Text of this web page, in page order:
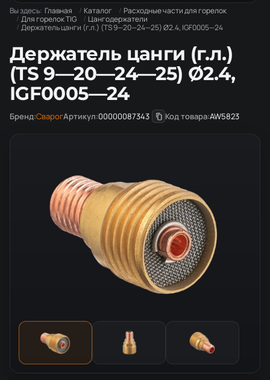
Вы здесь: Главная Каталог
Расходные части для горелок
Для горелок TIG
Цангодержатели
Держатель цанги (г.л.) (TS 9—20—24—25) Ø2.4, IGF0005—24
Держатель цанги (г.л.)
(TS 9—20—24—25) Ø2.4,
IGF0005—24
Бренд:СварогАртикул:00000087343 Код товара:AW5823